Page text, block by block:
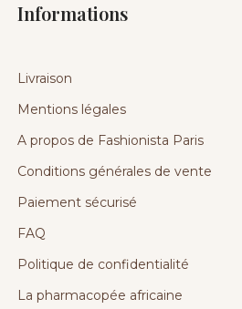
Informations
Livraison
Mentions légales
A propos de Fashionista Paris
Conditions générales de vente
Paiement sécurisé
FAQ
Politique de confidentialité
La pharmacopée africaine